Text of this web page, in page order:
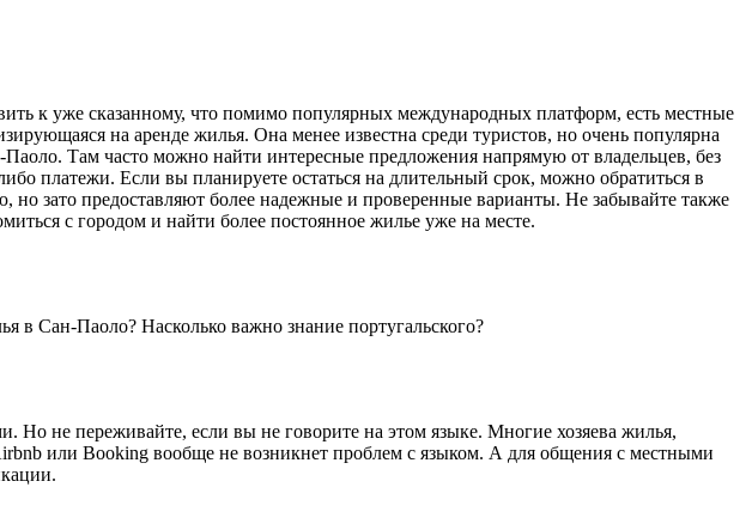
к уже сказанному, что помимо популярных международных платформ, есть местные
на аренде жилья. Она менее известна среди туристов, но очень популярна
Там часто можно найти интересные предложения напрямую от владельцев, без
платежи. Если вы планируете остаться на длительный срок, можно обратиться в
зато предоставляют более надежные и проверенные варианты. Не забывайте также
с городом и найти более постоянное жилье уже на месте.
в Сан-Паоло? Насколько важно знание португальского?
Но не переживайте, если вы не говорите на этом языке. Многие хозяева жилья,
или Booking вообще не возникнет проблем с языком. А для общения с местными